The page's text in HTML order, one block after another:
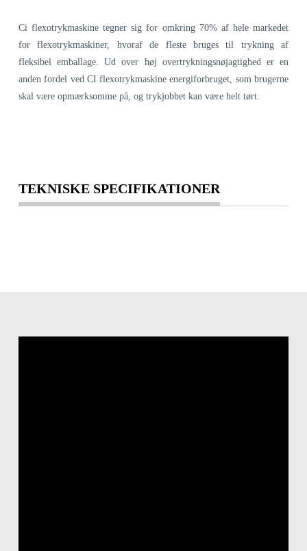
Ci flexotrykmaskine tegner sig for omkring 70% af hele markedet
for flexotrykmaskiner, hvoraf de fleste bruges til trykning af
fleksibel emballage. Ud over høj overtrykningsnøjagtighed er en
anden fordel ved CI flexotrykmaskine energiforbruget, som brugerne
skal være opmærksomme på, og trykjobbet kan være helt tørt.
TEKNISKE SPECIFIKATIONER